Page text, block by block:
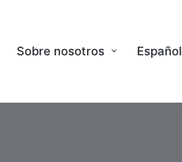
Sobre nosotros Español